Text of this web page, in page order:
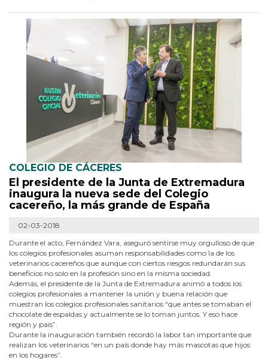
COLEGIO DE CÁCERES
El presidente de la Junta de Extremadura
inaugura la nueva sede del Colegio
cacereño, la más grande de España
02-03-2018
Durante el acto, Fernández Vara, aseguró sentirse muy orgulloso de que
los colegios profesionales asuman responsabilidades como la de los
veterinarios cacereños que aunque con ciertos riesgos redundarán sus
beneficios no solo en la profesión sino en la misma sociedad.
Además, el presidente de la Junta de Extremadura animó a todos los
colegios profesionales a mantener la unión y buena relación que
muestran los colegios profesionales sanitarios “que antes se tomaban el
chocolate de espaldas y actualmente se lo toman juntos. Y eso hace
región y país”.
Durante la inauguración también recordó la labor tan importante que
realizan los veterinarios “en un país donde hay más mascotas que hijos
en los hogares”.